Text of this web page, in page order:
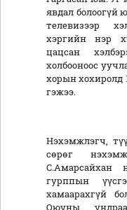
явдал болоогүй
телевизээр
хэргийн нэр
цацсан
холбооноос
хорын хохиролд
гэжээ.
Нэхэмжлэгч,
сөрөг
гурппын
хамаарахгүй
Оюуны